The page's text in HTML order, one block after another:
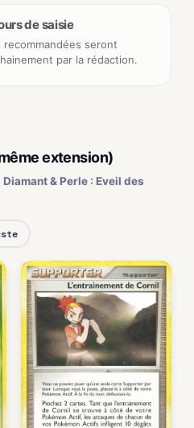
de saisie
recommandées seront
par la rédaction.
extension)
Diamant & Perle : Eveil des